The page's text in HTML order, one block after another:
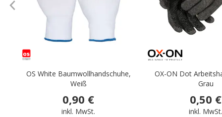
OS White Baumwollhandschuhe,
Weiß
0,90 €
inkl. MwSt.
OX-ON Dot
Grau
0,50 €
inkl.